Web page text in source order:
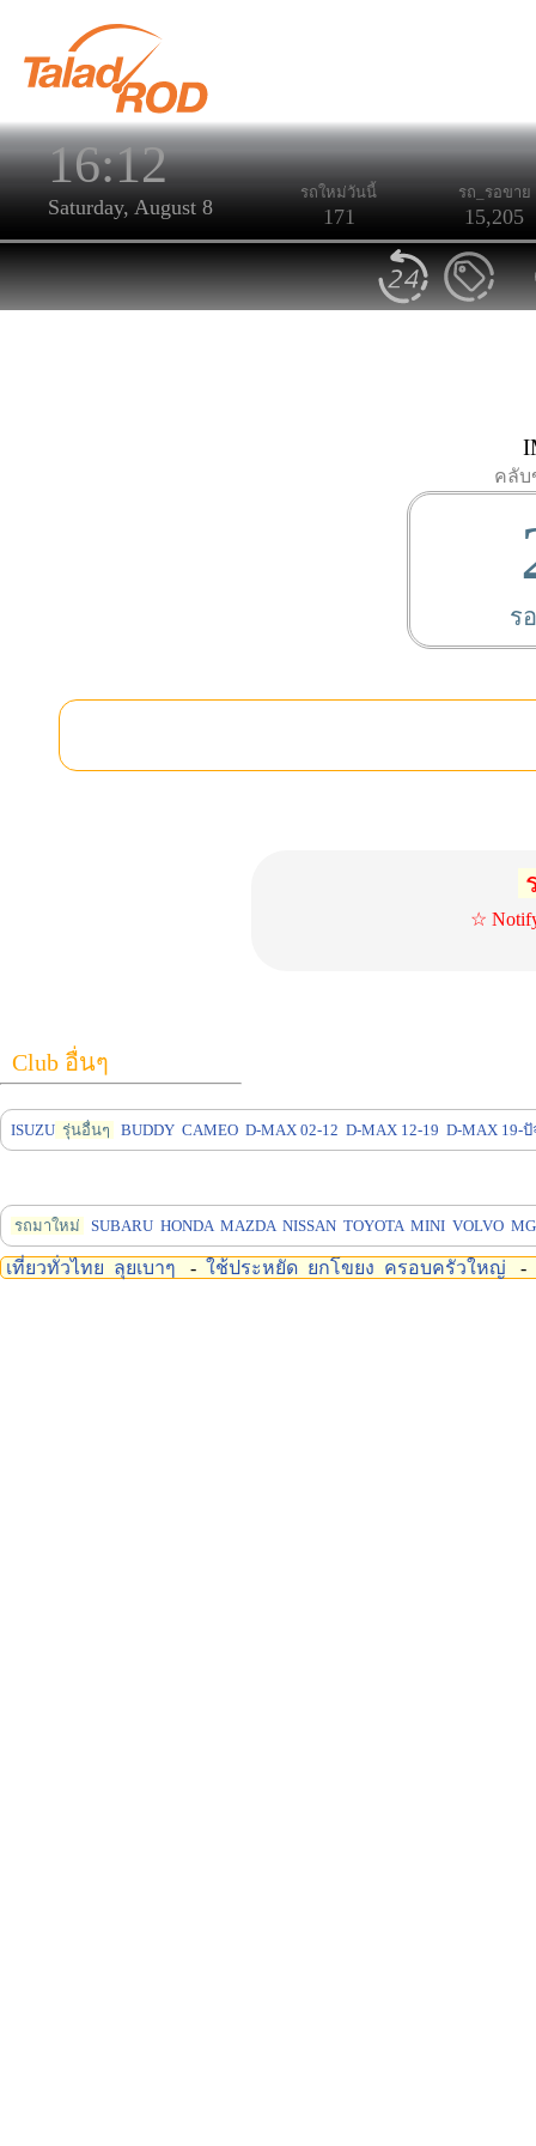
16:12
Saturday, August 8
รถใหม่วันนี้
171
รถ_รอขาย
15,205
คลับ
ร
☆
Club อื่นๆ
ISUZU รุ่นอื่นๆ BUDDY CAMEO D-MAX 02-12 D-MAX 12-19 D-MAX 19-
รถมาใหม่ SUBARU HONDA MAZDA NISSAN TOYOTA MINI VOLVO MG
เที่ยวทั่วไทย ลุยเบาๆ - ใช้ประหยัด ยกโขยง ครอบครัวใหญ่ -